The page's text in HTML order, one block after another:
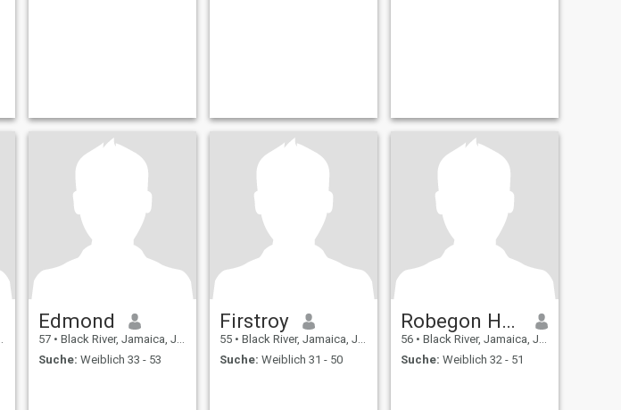
Edmond
57 • Black River, Jamaica, Jamaika
Suche: Weiblich 33 - 53
Firstroy
55 • Black River, Jamaica, Jamaika
Suche: Weiblich 31 - 50
Robegon Heart
56 • Black River, Jamaica, Jamaika
Suche: Weiblich 32 - 51